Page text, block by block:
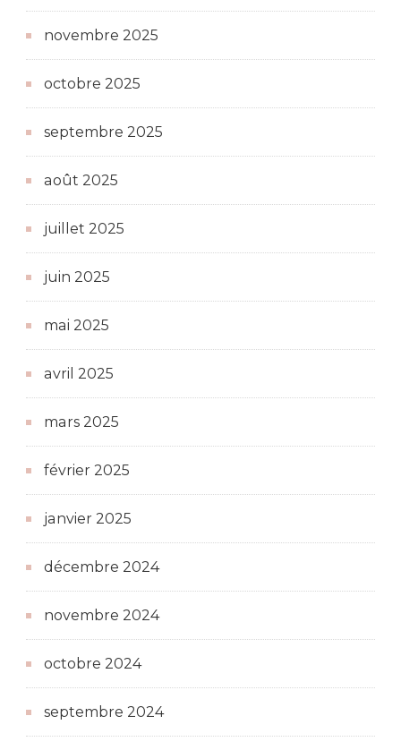
novembre 2025
octobre 2025
septembre 2025
août 2025
juillet 2025
juin 2025
mai 2025
avril 2025
mars 2025
février 2025
janvier 2025
décembre 2024
novembre 2024
octobre 2024
septembre 2024